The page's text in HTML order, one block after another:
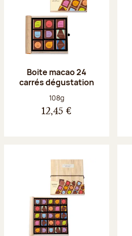
Boite macao 24
carrés dégustation
Poids net :
108g
12,45 €